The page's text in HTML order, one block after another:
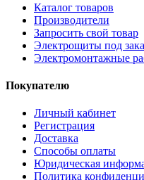
Каталог товаров
Производители
Запросить свой товар
Электрощиты под
Электромонтажные
Покупателю
Личный кабинет
Регистрация
Доставка
Способы оплаты
Юридическая
Политика